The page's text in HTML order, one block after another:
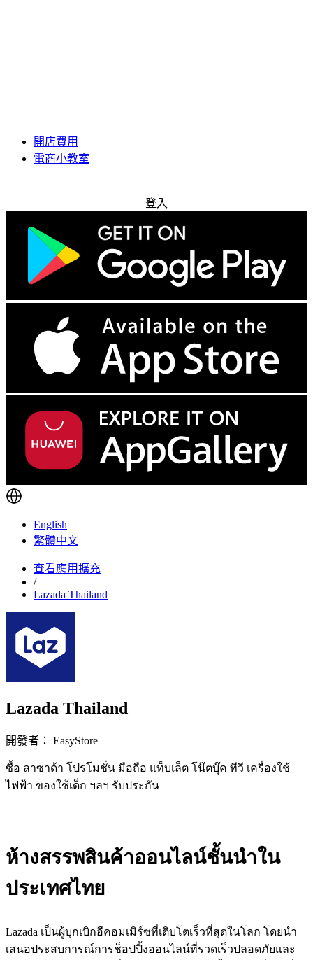
開店費用
電商小教室
登入
English
繁體中文
查看應用擴充
/
Lazada Thailand
Lazada Thailand
開發者： EasyStore
ซื้อ ลาซาด้า โปรโมชั่น มือถือ แท็บเล็ต โน๊ตบุ๊ค ทีวี เครื่องใช้
ไฟฟ้า ของใช้เด็ก ฯลฯ รับประกัน
ห้างสรรพสินค้าออนไลน์ชั้นนำใน
ประเทศไทย
Lazada เป็นผู้บุกเบิกอีคอมเมิร์ซที่เติบโตเร็วที่สุดในโลก โดยนำ
เสนอประสบการณ์การช็อปปิ้งออนไลน์ที่รวดเร็วปลอดภัยและ